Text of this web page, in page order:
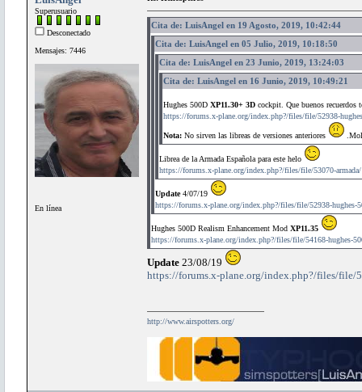
Superusuario
Desconectado
Mensajes: 7446
En línea
Cita de: LuisAngel en 19 Agosto, 2019, 10:42:44
Cita de: LuisAngel en 05 Julio, 2019, 10:18:50
Cita de: LuisAngel en 23 Junio, 2019, 13:24:03
Cita de: LuisAngel en 16 Junio, 2019, 10:49:21
Hughes 500D XP11.30+ 3D cockpit. Que buenos
https://forums.x-plane.org/index.php?/files/file/52938-
Nota: No sirven las libreas de versiones anteriores
Librea de la Armada Española para este helo
https://forums.x-plane.org/index.php?/files/file/53070-armada/
Update4/07/19
https://forums.x-plane.org/index.php?/files/file/52938-hughes-
Hughes 500D Realism Enhancement Mod XP11.35
https://forums.x-plane.org/index.php?/files/file/54168-hughes-
Update 23/08/19
https://forums.x-plane.org/index.php?/files/file/
http://www.airspotters.org/